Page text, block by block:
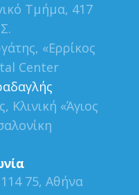
Τμήμα, 417
«Ερρίκος
Center
Κλινική «Άγιος
75, Αθήνα